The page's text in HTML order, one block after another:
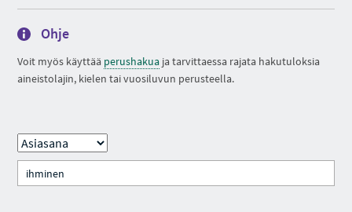
Ohje
Voit myös käyttää perushakua ja tarvittaessa rajata hakutuloksia
aineistolajin, kielen tai vuosiluvun perusteella.